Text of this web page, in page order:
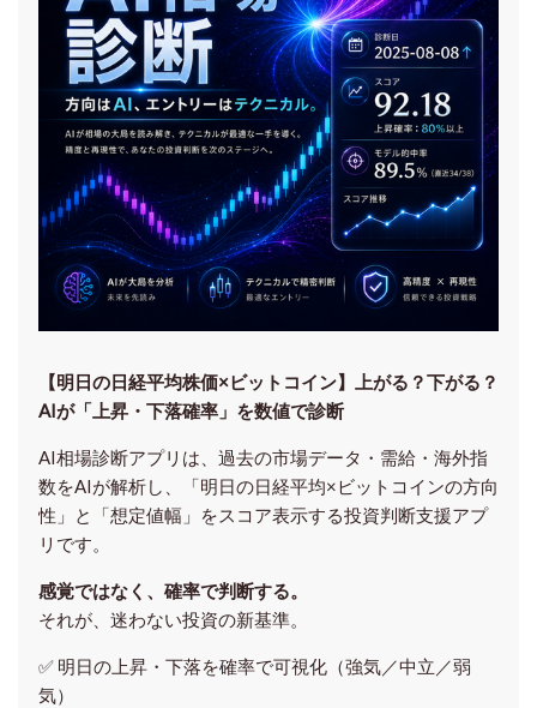
【明日の⽇経平均株価×ビットコイン】上がる？下がる？
AIが「上昇・下落確率」を数値で診断
AI相場診断アプリは、過去の市場データ・需給・海外指
数をAIが解析し、「明日の日経平均×ビットコインの方向
性」と「想定値幅」をスコア表示する投資判断支援アプ
リです。
感覚ではなく、確率で判断する。
それが、迷わない投資の新基準。
✅ 明日の上昇・下落を確率で可視化（強気／中立／弱
気）